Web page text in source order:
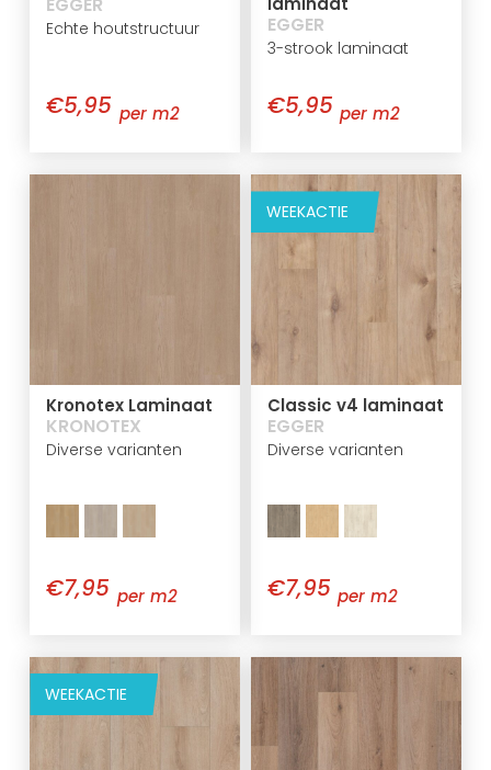
EGGER
Echte houtstructuur
€5,95 per m2
EGGER
3-strook laminaat
€5,95 per m2
Kronotex Laminaat
KRONOTEX
Diverse varianten
€7,95 per m2
WEEKACTIE
Classic v4 laminaat
EGGER
Diverse varianten
€7,95 per m2
WEEKACTIE